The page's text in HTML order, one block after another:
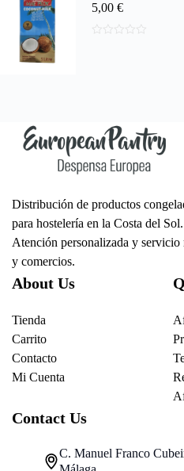
5,00 €
Distribución de productos
para hostelería en la Costa del Sol.
Atención personalizada y servicio
y comercios.
About Us
Tienda
Carrito
Contacto
Mi Cuenta
Contact Us
C. Manuel Franco